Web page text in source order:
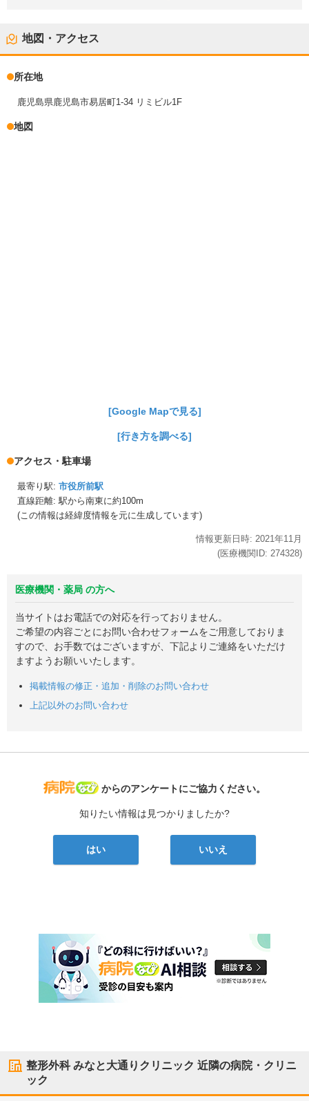
地図・アクセス
所在地
鹿児島県鹿児島市易居町1-34 リミビル1F
地図
[Google Mapで見る]
[行き方を調べる]
アクセス・駐車場
最寄り駅: 市役所前駅
直線距離: 駅から南東に約100m
(この情報は経緯度情報を元に生成しています)
情報更新日時: 2021年11月
(医療機関ID: 274328)
医療機関・薬局 の方へ
当サイトはお電話での対応を行っておりません。
ご希望の内容ごとにお問い合わせフォームをご用意しておりま
すので、お手数ではございますが、下記よりご連絡をいただけ
ますようお願いいたします。
掲載情報の修正・追加・削除のお問い合わせ
上記以外のお問い合わせ
病院なび
からのアンケートにご協力ください。
知りたい情報は見つかりましたか?
はい いいえ
整形外科 みなと大通りクリニック 近隣の病院・クリニ
ック